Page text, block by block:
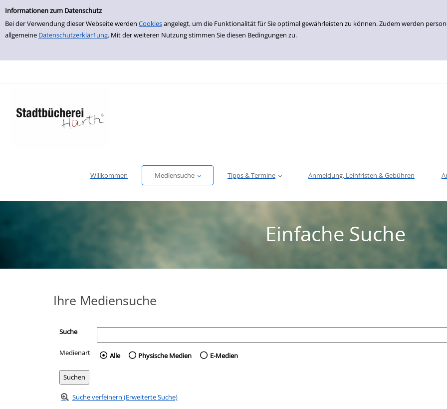
Einfache Suche
Informationen zum Datenschutz
Bei der Verwendung dieser Webseite werden Cookiesangelegt, um die Funktionalität für Sie optimal gewährleisten zu können. Zudem werden
allgemeine Datenschutzerklär1ung. Mit der weiteren Nutzung stimmen Sie diesen Bedingungen zu.
zur Navigation springen
zum Inhalt springen
Zu den Suchfiltern springen
Zur Trefferliste springen
Willkommen Mediensuche Tipps & Termine Anmeldung, Leihfristen & Gebühren
Einfache Suche
Ihre Mediensuche
Suche
Medienart Wählen Sie die Medienart nach der Sie suchen wollen.
Alle Physische Medien E-Medien
Suche verfeinern (Erweiterte Suche)